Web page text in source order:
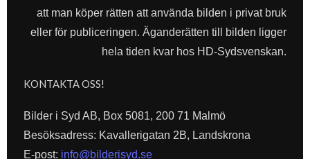
att man köper rätten att använda bilden i privat bruk
eller för publiceringen. Äganderätten till bilden ligger
hela tiden kvar hos HD-Sydsvenskan.
KONTAKTA OSS!
Bilder i Syd AB, Box 5081, 200 71 Malmö
Besöksadress: Kavallerigatan 2B, Landskrona
E-post: info@bilderisyd.se